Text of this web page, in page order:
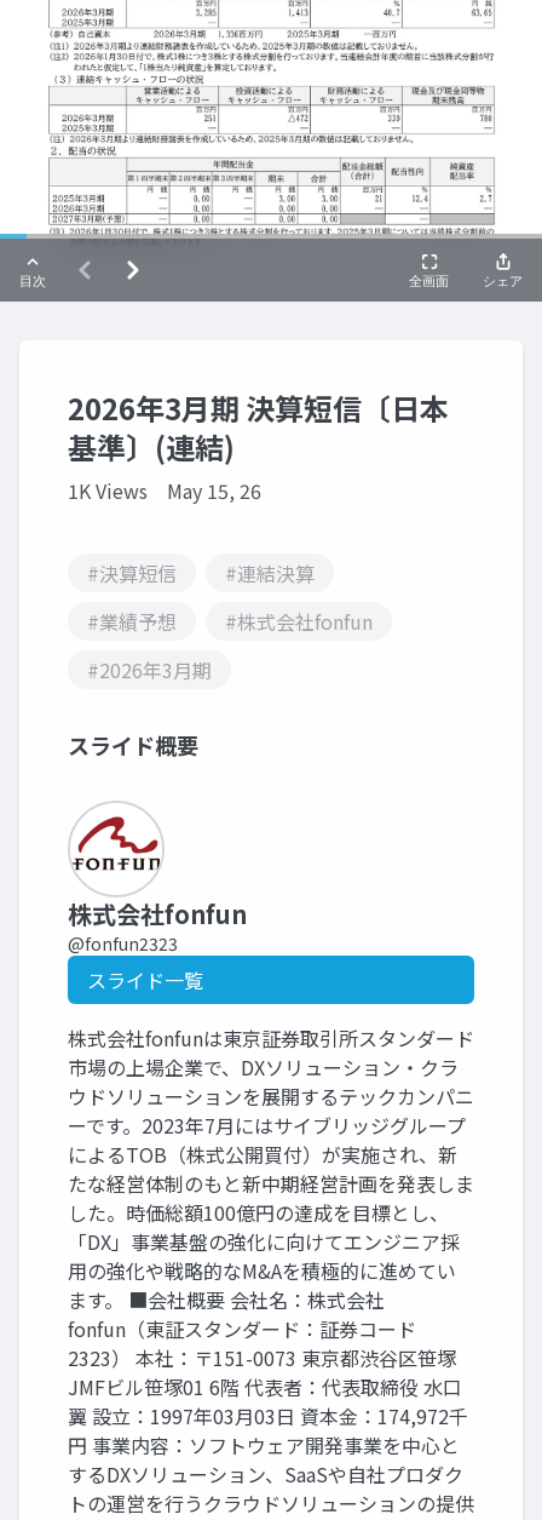
2026年3月期 決算短信〔日本
基準〕(連結)
1K Views May 15, 26
#決算短信
#連結決算
#業績予想
#株式会社fonfun
#2026年3月期
スライド概要
株式会社fonfun
@fonfun2323
スライド一覧
株式会社fonfunは東京証券取引所スタンダード
市場の上場企業で、DXソリューション・クラ
ウドソリューションを展開するテックカンパニ
ーです。2023年7月にはサイブリッジグループ
によるTOB（株式公開買付）が実施され、新
たな経営体制のもと新中期経営計画を発表しま
した。時価総額100億円の達成を目標とし、
「DX」事業基盤の強化に向けてエンジニア採
用の強化や戦略的なM&Aを積極的に進めてい
ます。 ■会社概要 会社名：株式会社
fonfun（東証スタンダード：証券コード
2323） 本社：〒151-0073 東京都渋谷区笹塚
JMFビル笹塚01 6階 代表者：代表取締役 水口
翼 設立：1997年03月03日 資本金：174,972千
円 事業内容：ソフトウェア開発事業を中心と
するDXソリューション、SaaSや自社プロダク
トの運営を行うクラウドソリューションの提供